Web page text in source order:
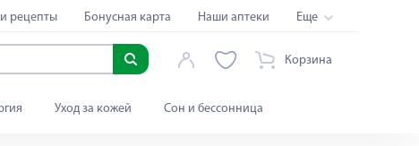
рецепты Бонусная карта Наши аптеки Еще
Корзина
Уход за кожей Сон и бессонница